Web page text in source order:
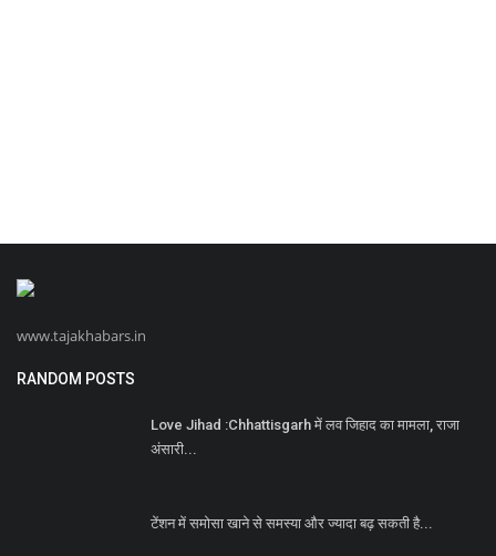
www.tajakhabars.in
RANDOM POSTS
Love Jihad :Chhattisgarh में लव जिहाद का मामला, राजा
अंसारी...
टेंशन में समोसा खाने से समस्या और ज्यादा बढ़ सकती है...